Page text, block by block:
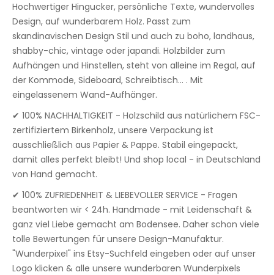
Hochwertiger Hingucker, persönliche Texte, wundervolles
Design, auf wunderbarem Holz. Passt zum
skandinavischen Design Stil und auch zu boho, landhaus,
shabby-chic, vintage oder japandi. Holzbilder zum
Aufhängen und Hinstellen, steht von alleine im Regal, auf
der Kommode, Sideboard, Schreibtisch... . Mit
eingelassenem Wand-Aufhänger.
✔ 100% NACHHALTIGKEIT - Holzschild aus natürlichem FSC-
zertifiziertem Birkenholz, unsere Verpackung ist
ausschließlich aus Papier & Pappe. Stabil eingepackt,
damit alles perfekt bleibt! Und shop local - in Deutschland
von Hand gemacht.
✔ 100% ZUFRIEDENHEIT & LIEBEVOLLER SERVICE - Fragen
beantworten wir < 24h. Handmade - mit Leidenschaft &
ganz viel Liebe gemacht am Bodensee. Daher schon viele
tolle Bewertungen für unsere Design-Manufaktur.
"Wunderpixel" ins Etsy-Suchfeld eingeben oder auf unser
Logo klicken & alle unsere wunderbaren Wunderpixels